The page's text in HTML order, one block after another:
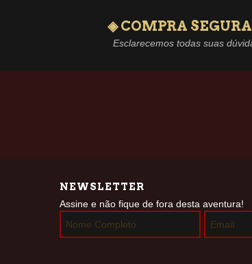
◈ COMPRA
Esclarecemos todas suas
NEWSLETTER
Assine e não fique de fora desta aventura!